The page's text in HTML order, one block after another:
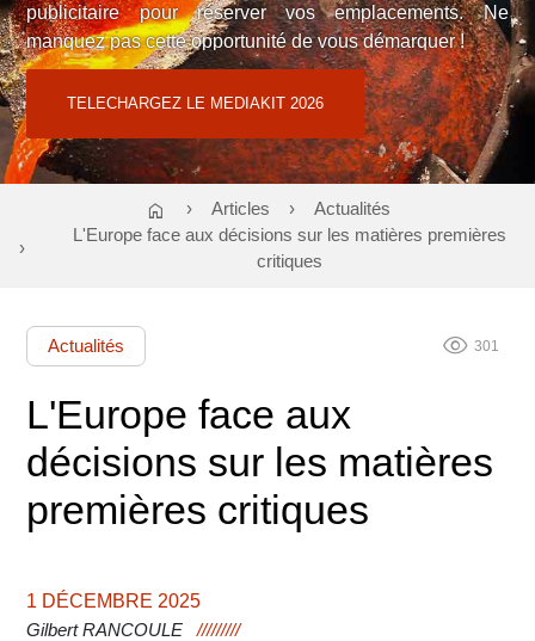
publicitaire pour réserver vos emplacements. Ne
manquez pas cette opportunité de vous démarquer !
Contact : Cloé TEODORI06 02 58 01 09ou
regiepubtnf@atf-asso.com
TELECHARGEZ LE MEDIAKIT 2026
home Articles
Actualités
L'Europe face aux décisions sur les matières premières
critiques
Actualités visibility 301
L'Europe face aux
décisions sur les matières
premières critiques
1 DÉCEMBRE 2025
Gilbert RANCOULE